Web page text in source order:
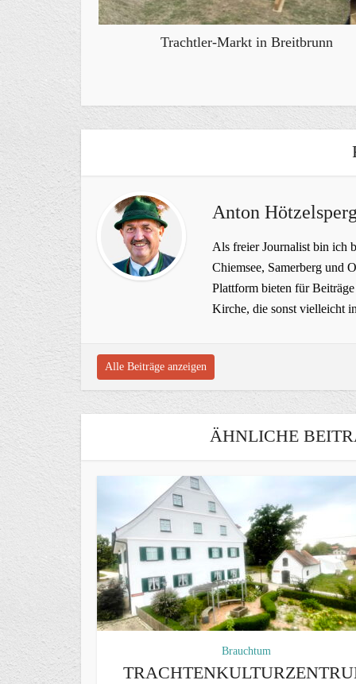
Trachtler-Markt in Breitbrunn
Anton
Als freier Journalist bin ich
Chiemsee, Samerberg und
Plattform bieten für
Kirche, die sonst vielleicht
Alle Beiträge anzeigen
ÄHNLICHE
Brauchtum